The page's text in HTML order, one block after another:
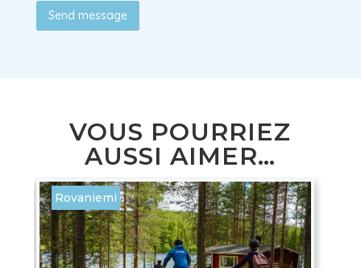
Send message
VOUS POURRIEZ
AUSSI AIMER…
Rovaniemi